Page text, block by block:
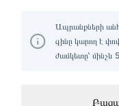
Ապրանքների
գինը կարող է
ժամկետը՝ մինչև